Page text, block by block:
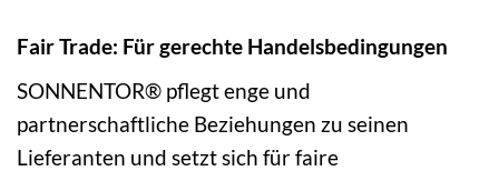
Fair Trade: Für gerechte Handelsbedingungen
SONNENTOR® pflegt enge und
partnerschaftliche Beziehungen zu seinen
Lieferanten und setzt sich für faire